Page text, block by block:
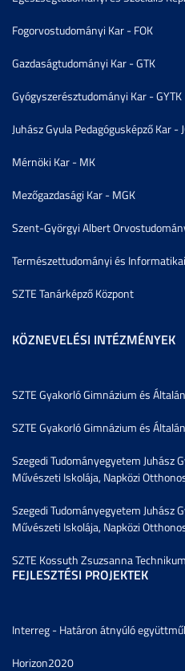
Fogorvostudományi Kar - FOK
Gazdaságtudományi Kar - GTK
Gyógyszerésztudományi Kar - GYTK
Juhász Gyula Pedagógusképző Kar -
Mérnöki Kar - MK
Mezőgazdasági Kar - MGK
Szent-Györgyi Albert
Természettudományi és
SZTE Tanárképző Központ
KÖZNEVELÉSI INTÉZMÉNYEK
SZTE Gyakorló Gimnázium és
SZTE Gyakorló Gimnázium és
Szegedi Tudományegyetem Juhász
Művészeti Iskolája, Napközi
Szegedi Tudományegyetem Juhász
Művészeti Iskolája, Napközi
SZTE Kossuth Zsuzsanna
FEJLESZTÉSI PROJEKTEK
Interreg - Határon átnyúló
Horizon2020